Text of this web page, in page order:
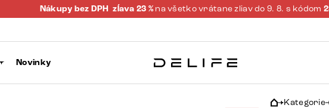
Nákupy bez DPH zĺava 23 % na všetko vrátane zliav do 9. 8. s kódom
Novinky
Kategorie